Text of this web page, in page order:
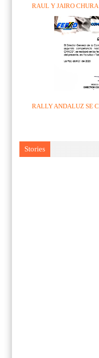
RAUL Y JAIRO CHURA
RALLY ANDALUZ SE
Stories